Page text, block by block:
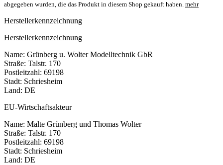
abgegeben wurden, die das Produkt in diesem Shop gekauft haben. mehr
Herstellerkennzeichnung
Herstellerkennzeichnung
Name: Grünberg u. Wolter Modelltechnik GbR
Straße: Talstr. 170
Postleitzahl: 69198
Stadt: Schriesheim
Land: DE
EU-Wirtschaftsakteur
Name: Malte Grünberg und Thomas Wolter
Straße: Talstr. 170
Postleitzahl: 69198
Stadt: Schriesheim
Land: DE